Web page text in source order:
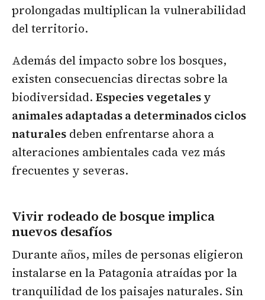
prolongadas multiplican la vulnerabilidad
del territorio.
Además del impacto sobre los bosques,
existen consecuencias directas sobre la
biodiversidad. Especies vegetales y
animales adaptadas a determinados ciclos
naturales deben enfrentarse ahora a
alteraciones ambientales cada vez más
frecuentes y severas.
Vivir rodeado de bosque implica
nuevos desafíos
Durante años, miles de personas eligieron
instalarse en la Patagonia atraídas por la
tranquilidad de los paisajes naturales. Sin